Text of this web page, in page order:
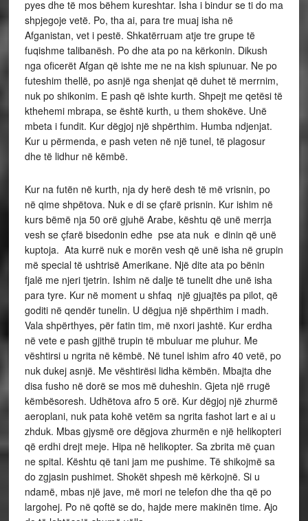
pyes dhe të mos bëhem kureshtar. Isha i bindur se ti do ma
shpjegoje vetë. Po, tha ai, para tre muaj isha në
Afganistan, vet i pestë. Shkatërruam atje tre grupe të
fuqishme talibanësh. Po dhe ata po na kërkonin. Dikush
nga oficerët Afgan që ishte me ne na kish spiunuar. Ne po
futeshim thellë, po asnjë nga shenjat që duhet të merrnim,
nuk po shikonim. E pash që ishte kurth. Shpejt me qetësi të
kthehemi mbrapa, se është kurth, u them shokëve. Unë
mbeta i fundit. Kur dëgjoj një shpërthim. Humba ndjenjat.
Kur u përmenda, e pash veten në një tunel, të plagosur
dhe të lidhur në këmbë.
Kur na futën në kurth, nja dy herë desh të më vrisnin, po
në qime shpëtova. Nuk e di se çfarë prisnin. Kur ishim në
kurs bëmë nja 50 orë gjuhë Arabe, kështu që unë merrja
vesh se çfarë bisedonin edhe pse ata nuk e dinin që unë
kuptoja. Ata kurrë nuk e morën vesh që unë isha në grupin
më special të ushtrisë Amerikane. Një dite ata po bënin
fjalë me njeri tjetrin. Ishim në dalje të tunelit dhe unë isha
para tyre. Kur në moment u shfaq një gjuajtës pa pilot, që
goditi në qendër tunelin. U dëgjua një shpërthim i madh.
Vala shpërthyes, për fatin tim, më nxori jashtë. Kur erdha
në vete e pash gjithë trupin të mbuluar me pluhur. Me
vështirsi u ngrita në këmbë. Në tunel ishim afro 40 vetë, po
nuk dukej asnjë. Me vështirësi lidha këmbën. Mbajta dhe
disa fusho në dorë se mos më duheshin. Gjeta një rrugë
këmbësoresh. Udhëtova afro 5 orë. Kur dëgjoj një zhurmë
aeroplani, nuk pata kohë vetëm sa ngrita fashot lart e ai u
zhduk. Mbas gjysmë ore dëgjova zhurmën e një helikopteri
që erdhi drejt meje. Hipa në helikopter. Sa zbrita më çuan
ne spital. Kështu që tani jam me pushime. Të shikojmë sa
do zgjasin pushimet. Shokët shpesh më kërkojnë. Si u
ndamë, mbas një jave, më mori ne telefon dhe tha që po
largohej. Po në qoftë se do, hajde mere makinën time. Ajo